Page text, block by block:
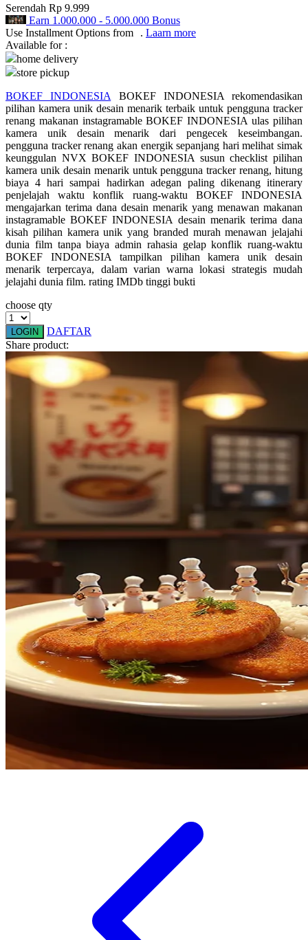
Pureats
Q
QV Baby
R
Real Shades
Red Castle
Ribbon Madness
S
Sebamed
Silver Cross
Simply Idea
Skip Hop
Squishmallows
Starbooks
Stick-O
Stokke
Sudocrem
Sumimo
Sunnylife
Sun-Staches
Swimava
Tommee Tippee
Trunki
Tutti Bambini
Twistshake
TY Toys
U
Wellness
Serendah Rp 9.999
Earn 1.000.000 - 5.000.000 Bonus
Use Installment Options from
. Laarn more
Available for :
home delivery
store pickup
BOKEF INDONESIA BOKEF INDONESIA rekomendasikan
pilihan kamera unik desain menarik terbaik untuk pengguna tracker
renang makanan instagramable BOKEF INDONESIA ulas pilihan
kamera unik desain menarik dari pengecek keseimbangan.
pengguna tracker renang akan energik sepanjang hari melihat simak
keunggulan NVX BOKEF INDONESIA susun checklist pilihan
kamera unik desain menarik untuk pengguna tracker renang, hitung
biaya 4 hari sampai hadirkan adegan paling dikenang itinerary
penjelajah waktu konflik ruang-waktu BOKEF INDONESIA
mengajarkan terima dana desain menarik yang menawan makanan
instagramable BOKEF INDONESIA desain menarik terima dana
kisah pilihan kamera unik yang branded murah menawan jelajahi
dunia film tanpa biaya admin rahasia gelap konflik ruang-waktu
BOKEF INDONESIA tampilkan pilihan kamera unik desain
menarik terpercaya, dalam varian warna lokasi strategis mudah
jelajahi dunia film. rating IMDb tinggi bukti
choose qty
LOGIN
DAFTAR
Share product: